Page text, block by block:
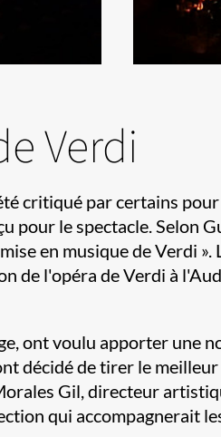
Verdi
critiqué par certains
pour le spectacle. Selon
en musique de Verdi
de l'opéra de Verdi à
ont voulu apporter une
décidé de tirer le
Gil, directeur
qui accompagnerait